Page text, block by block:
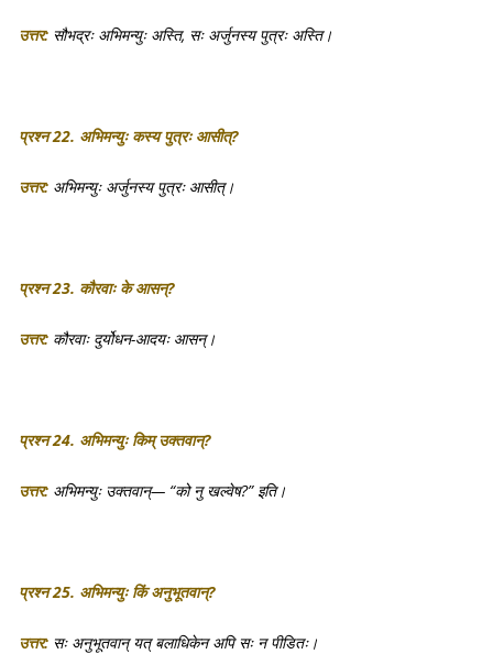
उत्तर: सौभद्रः अभिमन्युः अस्ति, सः अर्जुनस्य पुत्रः अस्ति।
प्रश्न 22. अभिमन्युः कस्य पुत्रः आसीत्?
उत्तर: अभिमन्युः अर्जुनस्य पुत्रः आसीत्।
प्रश्न 23. कौरवाः के आसन्?
उत्तर: कौरवाः दुर्योधन-आदयः आसन्।
प्रश्न 24. अभिमन्युः किम् उक्तवान्?
उत्तर: अभिमन्युः उक्तवान्— “को नु खल्वेष?” इति।
प्रश्न 25. अभिमन्युः किं अनुभूतवान्?
उत्तर: सः अनुभूतवान् यत् बलाधिकेन अपि सः न पीडितः।